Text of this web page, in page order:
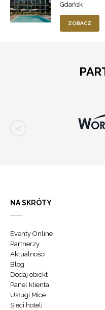
Gdańsk
ZOBACZ
NA SKRÓTY
Eventy Online
Partnerzy
Aktualności
Blog
Dodaj obiekt
Panel klienta
Usługi Mice
Sieci hoteli